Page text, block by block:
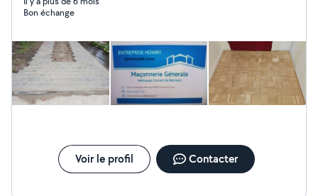
Bon échange
Voir le profil Contacter